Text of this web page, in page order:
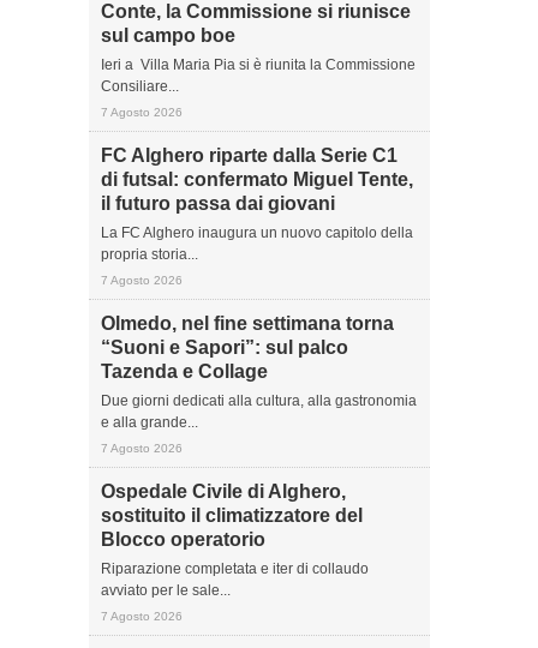
Conte, la Commissione si riunisce
sul campo boe
Ieri a Villa Maria Pia si è riunita la Commissione
Consiliare...
7 Agosto 2026
FC Alghero riparte dalla Serie C1
di futsal: confermato Miguel Tente,
il futuro passa dai giovani
La FC Alghero inaugura un nuovo capitolo della
propria storia...
7 Agosto 2026
Olmedo, nel fine settimana torna
“Suoni e Sapori”: sul palco
Tazenda e Collage
Due giorni dedicati alla cultura, alla gastronomia
e alla grande...
7 Agosto 2026
Ospedale Civile di Alghero,
sostituito il climatizzatore del
Blocco operatorio
Riparazione completata e iter di collaudo
avviato per le sale...
7 Agosto 2026